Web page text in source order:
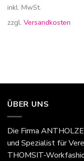
inkl. MwSt.
zzgl. Versandkosten
ÜBER UNS
Die Firma
und Spezialist für
THOMSIT-